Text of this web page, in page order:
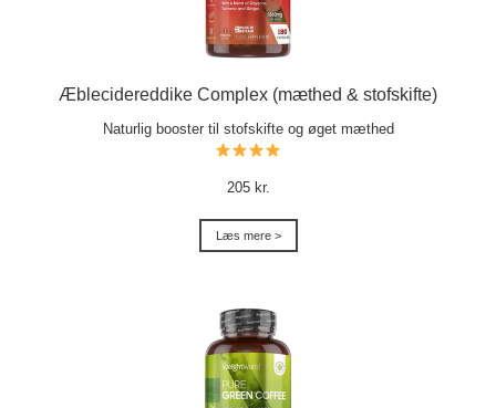
Æblecidereddike Complex (mæthed & stofskifte)
Naturlig booster til stofskifte og øget mæthed
205 kr.
Læs mere >